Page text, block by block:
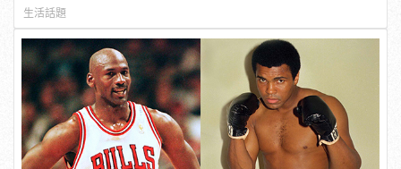
生活話題